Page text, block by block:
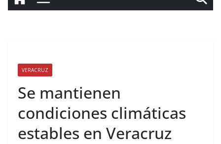
VERACRUZ
Se mantienen
condiciones climáticas
estables en Veracruz